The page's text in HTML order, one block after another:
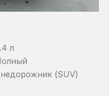
л
(SUV)